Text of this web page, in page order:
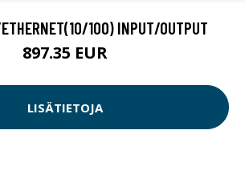
100) INPUT/OUTPUT
897.35 EUR
LISÄTIETOJA